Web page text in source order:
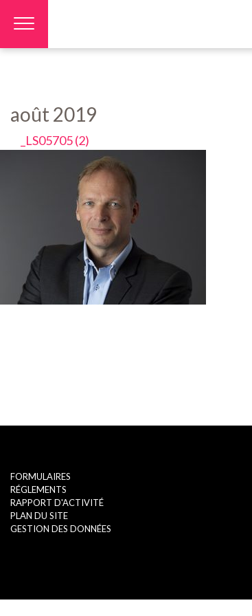
août 2019
_LS05705 (2)
FORMULAIRES
RÉGLEMENTS
RAPPORT D'ACTIVITÉ
PLAN DU SITE
GESTION DES DONNÉES